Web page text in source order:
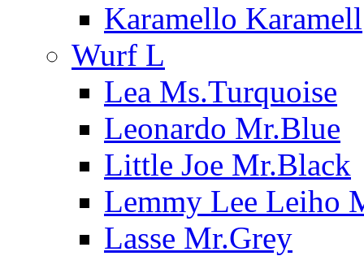
Karamello Karamell
Wurf L
Lea Ms.Turquoise
Leonardo Mr.Blue
Little Joe Mr.Black
Lemmy Lee Leiho
Lasse Mr.Grey